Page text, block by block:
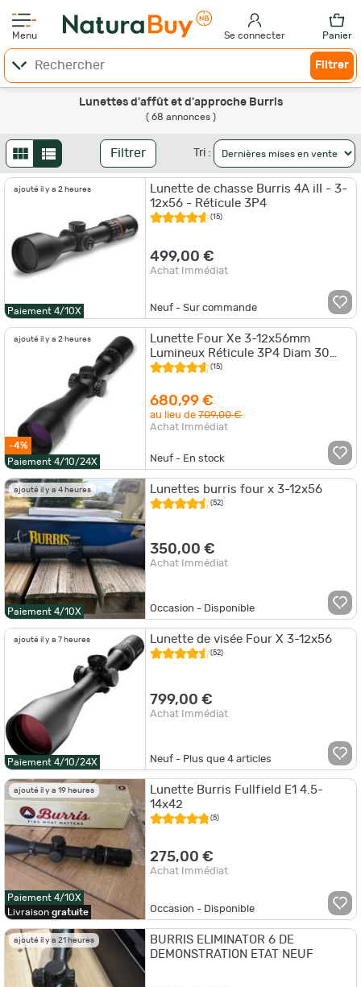
Menu Se connecter Panier
Filtrer
Lunettes d'affût et d'approche Burris
( 68 annonces )
Filtrer Tri :
ajouté il y a 2 heures
Paiement 4/10X
Lunette de chasse Burris 4A iII - 3-
12x56 - Réticule 3P4
(15)
499,00 €
Achat Immédiat
Neuf - Sur commande
ajouté il y a 2 heures
-4%
Paiement 4/10/24X
Lunette Four Xe 3-12x56mm
Lumineux Réticule 3P4 Diam 30
Burris
(15)
680,99 €
au lieu de709,00 €
Achat Immédiat
Neuf - En stock
ajouté il y a 4 heures
Paiement 4/10X
Lunettes burris four x 3-12x56
(52)
350,00 €
Achat Immédiat
Occasion - Disponible
ajouté il y a 7 heures
Paiement 4/10/24X
Lunette de visée Four X 3-12x56
(52)
799,00 €
Achat Immédiat
Neuf - Plus que4 articles
ajouté il y a 19 heures
Paiement 4/10X
Livraison gratuite
Lunette Burris Fullfield E1 4.5-
14x42
(5)
275,00 €
Achat Immédiat
Occasion - Disponible
ajouté il y a 21 heures
BURRIS ELIMINATOR 6 DE
DEMONSTRATION ETAT NEUF